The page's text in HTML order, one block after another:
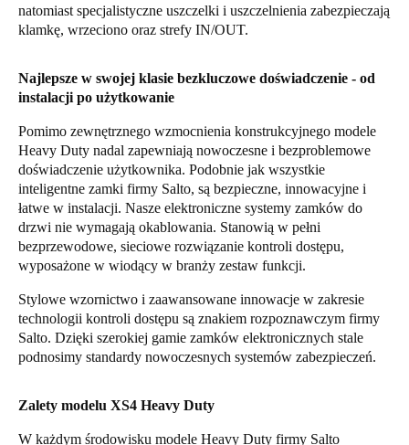
natomiast specjalistyczne uszczelki i uszczelnienia zabezpieczają
klamkę, wrzeciono oraz strefy IN/OUT.
Najlepsze w swojej klasie bezkluczowe doświadczenie - od
instalacji po użytkowanie
Pomimo zewnętrznego wzmocnienia konstrukcyjnego modele
Heavy Duty nadal zapewniają nowoczesne i bezproblemowe
doświadczenie użytkownika. Podobnie jak wszystkie
inteligentne zamki firmy Salto, są bezpieczne, innowacyjne i
łatwe w instalacji. Nasze elektroniczne systemy zamków do
drzwi nie wymagają okablowania. Stanowią w pełni
bezprzewodowe, sieciowe rozwiązanie kontroli dostępu,
wyposażone w wiodący w branży zestaw funkcji.
Stylowe wzornictwo i zaawansowane innowacje w zakresie
technologii kontroli dostępu są znakiem rozpoznawczym firmy
Salto. Dzięki szerokiej gamie zamków elektronicznych stale
podnosimy standardy nowoczesnych systemów zabezpieczeń.
Zalety modelu XS4 Heavy Duty
W każdym środowisku modele Heavy Duty firmy Salto